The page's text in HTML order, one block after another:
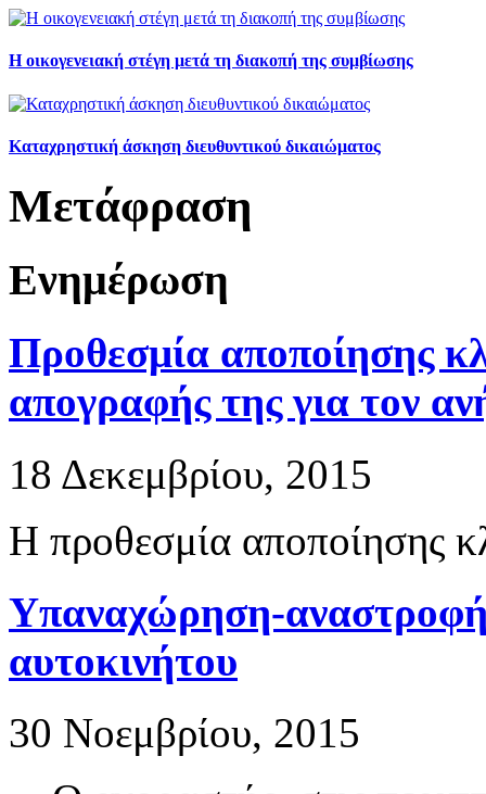
Η οικογενειακή στέγη μετά τη διακοπή της συμβίωσης
Καταχρηστική άσκηση διευθυντικού δικαιώματος
Μετάφραση
Ενημέρωση
Προθεσμία αποποίησης
απογραφής της για τον
18 Δεκεμβρίου, 2015
Η προθεσμία αποποίησης
Υπαναχώρηση-
αυτοκινήτου
30 Νοεμβρίου, 2015